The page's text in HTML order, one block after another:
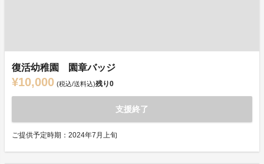
復活幼稚園 園章バッジ
¥10,000 (税込/送料込)残り0
支援終了
ご提供予定時期：2024年7月上旬